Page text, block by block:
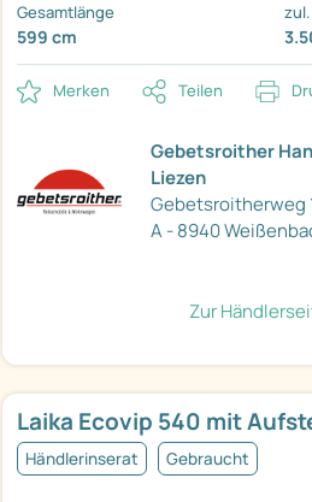
Gesamtlänge
599 cm
Merken Teilen
Gebetsroither
Liezen
Gebetsroitherweg
A - 8940
Zur
Laika Ecovip 540 mit
Händlerinserat Gebraucht